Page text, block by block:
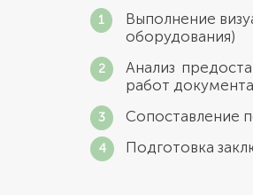
Выполнение
оборудования)
Анализ
работ
Сопоставление
Подготовка